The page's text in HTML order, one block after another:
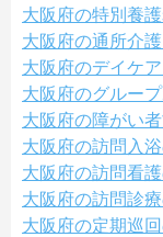
大阪府の特別養
大阪府の通所介
大阪府のデイケ
大阪府のグルー
大阪府の障がい
大阪府の訪問入
大阪府の訪問看
大阪府の訪問診
大阪府の定期巡